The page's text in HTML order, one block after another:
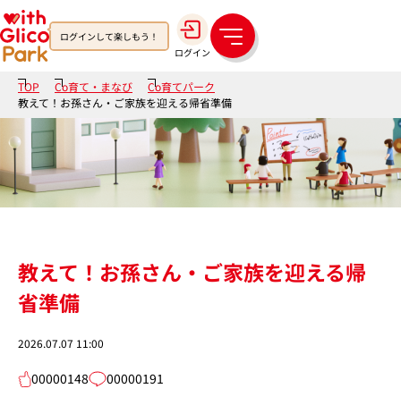
ログインして楽しもう！
ログイン
メ
ニ
TOP Co育て・まなび
Co育てパーク
教えて！お孫さん・ご家族を迎える帰省準備
教えて！お孫さん・ご家族を迎える帰
省準備
2026.07.07 11:00
00000148 00000191